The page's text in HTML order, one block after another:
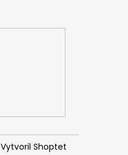
Vytvoril Shoptet